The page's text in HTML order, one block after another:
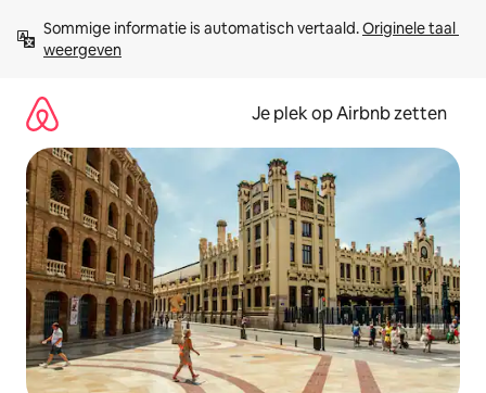
direct
naar
Sommige informatie is automatisch vertaald. Originele taal
weergeven
Je plek op Airbnb zetten